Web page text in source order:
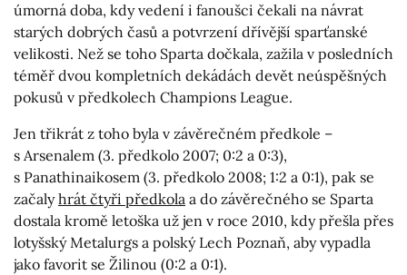
úmorná doba, kdy vedení i fanoušci čekali na návrat
starých dobrých časů a potvrzení dřívější sparťanské
velikosti. Než se toho Sparta dočkala, zažila v posledních
téměř dvou kompletních dekádách devět neúspěšných
pokusů v předkolech Champions League.
Jen třikrát z toho byla v závěrečném předkole –
s Arsenalem (3. předkolo 2007; 0:2 a 0:3),
s Panathinaikosem (3. předkolo 2008; 1:2 a 0:1), pak se
začalyhrát čtyři předkola a do závěrečného se Sparta
dostala kromě letoška už jen v roce 2010, kdy přešla přes
lotyšský Metalurgs a polský Lech Poznaň, aby vypadla
jako favorit se Žilinou (0:2 a 0:1).